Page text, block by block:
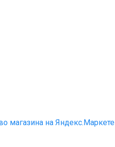
магазина на Яндекс.Маркете